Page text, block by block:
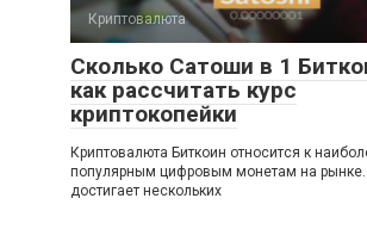
Криптовалюта
Сколько Сатоши в 1
как рассчитать курс
криптокопейки
Криптовалюта Биткоин относится к
популярным цифровым монетам на рынке.
достигает нескольких